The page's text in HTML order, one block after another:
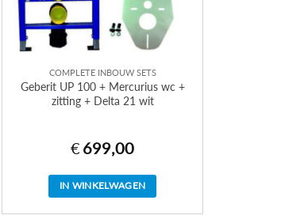
COMPLETE INBOUW SETS
Geberit UP 100 + Mercurius wc +
zitting + Delta 21 wit
€ 699,00
IN WINKELWAGEN